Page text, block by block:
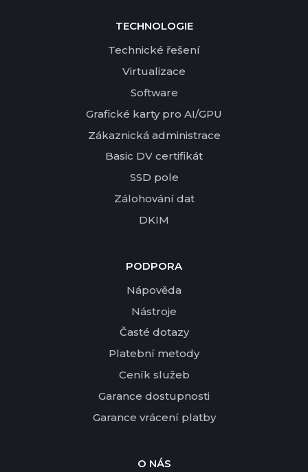
TECHNOLOGIE
Technické řešení
Virtualizace
Software
Grafické karty pro AI/GPU
Zákaznická administrace
Basic DV certifikát
SSD pole
Zálohování dat
DKIM
PODPORA
Nápověda
Nástroje
Časté dotazy
Platební metody
Ceník služeb
Garance dostupnosti
Garance vrácení platby
O NÁS